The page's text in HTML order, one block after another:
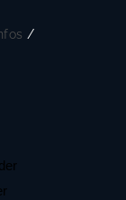
/